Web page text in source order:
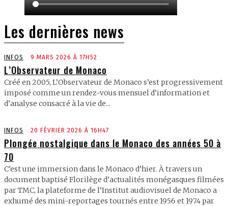
Les dernières news
INFOS 9 MARS 2026 À 17H52
L’Observateur de Monaco
Créé en 2005, L’Observateur de Monaco s’est progressivement
imposé comme un rendez-vous mensuel d’information et
d’analyse consacré à la vie de...
INFOS 20 FÉVRIER 2026 À 16H47
Plongée nostalgique dans le Monaco des années 50 à
70
C’est une immersion dans le Monaco d’hier. À travers un
document baptisé Florilège d’actualités monégasques filmées
par TMC, la plateforme de l’Institut audiovisuel de Monaco a
exhumé des mini-reportages tournés entre 1956 et 1974 par